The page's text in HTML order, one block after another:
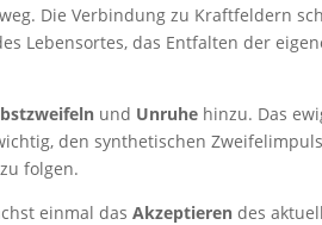
Die Verbindung zu Kraftfeldern
Lebensortes, das Entfalten der
und Unruhe hinzu. Das
den synthetischen
folgen.
einmal dasAkzeptieren des